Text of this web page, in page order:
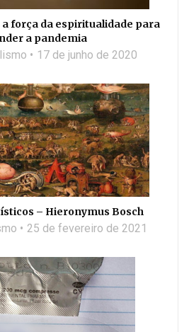
força da espiritualidade para
a pandemia
17 de junho de 2020
– Hieronymus Bosch
25 de fevereiro de 2021